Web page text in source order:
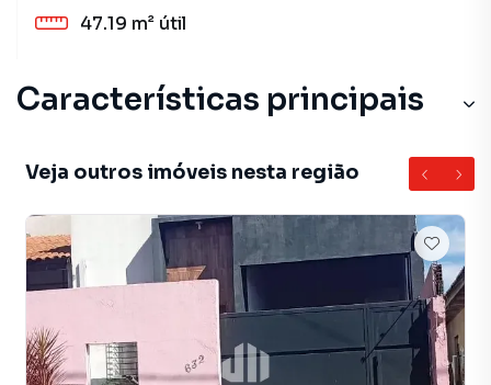
47.19 m² útil
Características principais
Veja outros imóveis nesta região